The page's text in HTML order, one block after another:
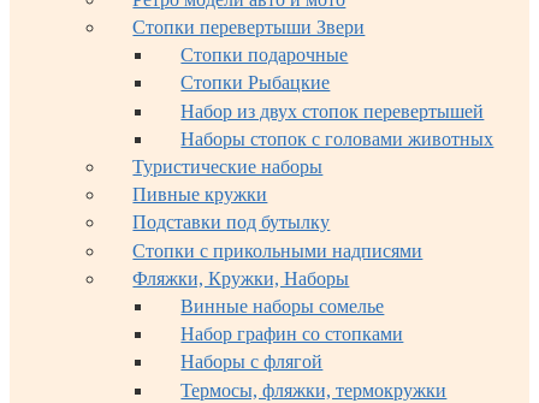
Стопки перевертыши Звери
Стопки подарочные
Стопки Рыбацкие
Набор из двух стопок перевертышей
Наборы стопок с головами животных
Туристические наборы
Пивные кружки
Подставки под бутылку
Стопки с прикольными надписями
Фляжки, Кружки, Наборы
Винные наборы сомелье
Набор графин со стопками
Наборы с флягой
Термосы, фляжки, термокружки